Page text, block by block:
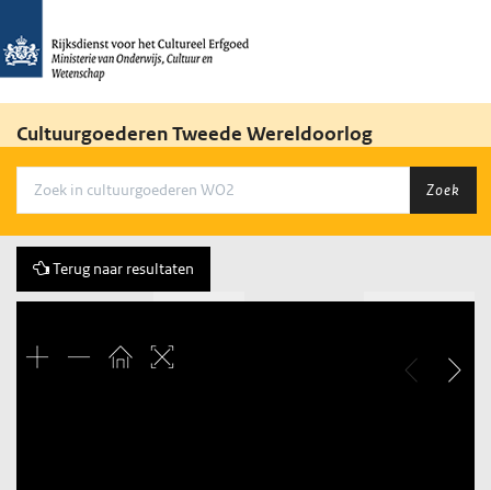
Cultuurgoederen Tweede Wereldoorlog
Zoek
Terug naar resultaten